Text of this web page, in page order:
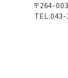
〒264-
TEL.043-